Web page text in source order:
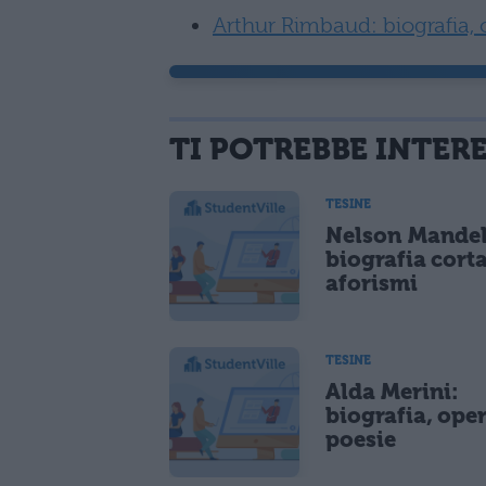
Arthur Rimbaud: biografia,
TI POTREBBE
TESINE
Nelson
biografia
aforismi
TESINE
Alda Merini:
biografia,
poesie